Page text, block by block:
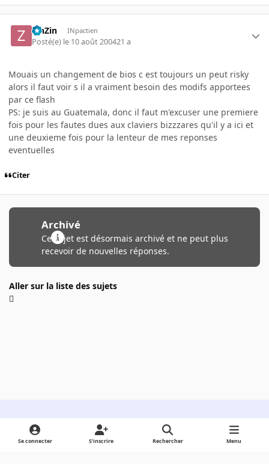
ZinZin INpactien
Posté(e) le 10 août 200421 a
Mouais un changement de bios c est toujours un peut risky
alors il faut voir s il a vraiment besoin des modifs apportees
par ce flash
PS: je suis au Guatemala, donc il faut m'excuser une premiere
fois pour les fautes dues aux claviers bizzzares qu'il y a ici et
une deuxieme fois pour la lenteur de mes reponses
eventuelles
Citer
Archivé
Ce sujet est désormais archivé et ne peut plus
recevoir de nouvelles réponses.
Aller sur la liste des sujets
Light ModeDark ModeSystem Preference
Se connecter S’inscrire Rechercher Menu